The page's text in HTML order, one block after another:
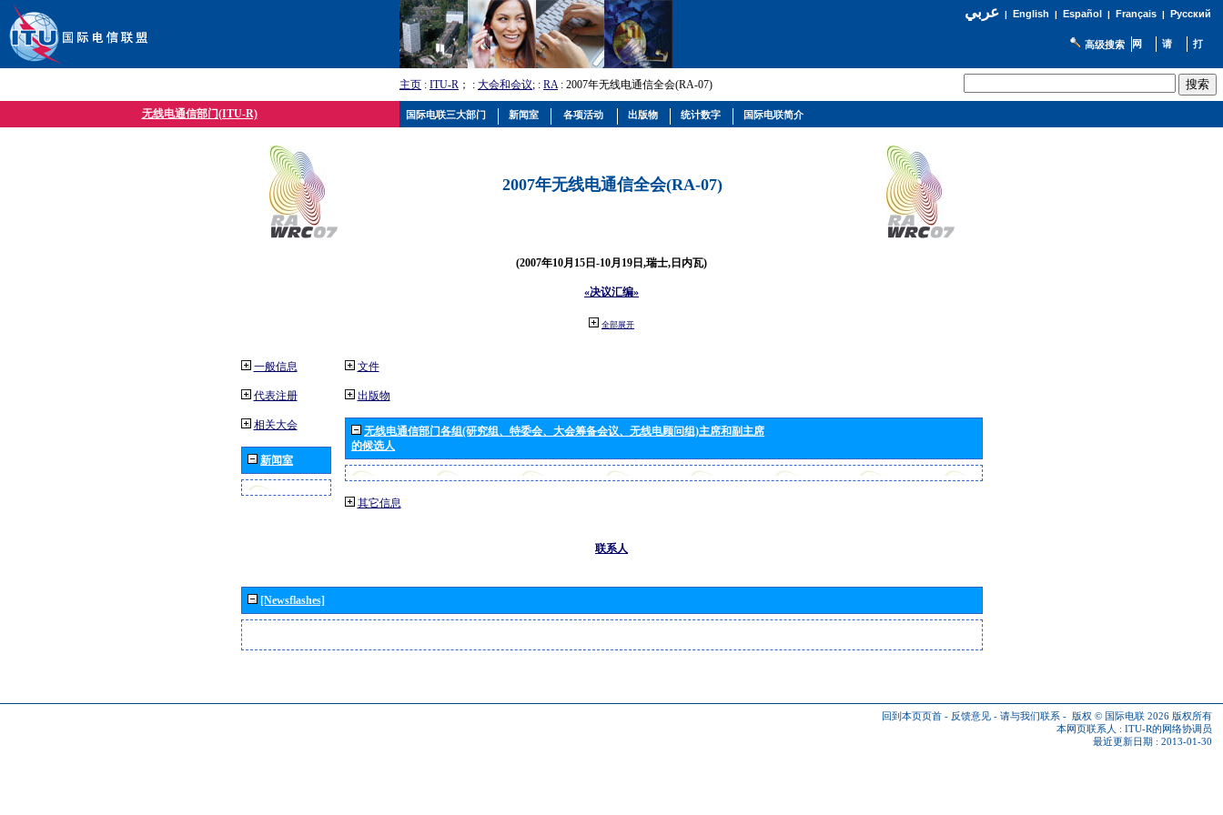
عربي| English | Español | Français| Русский
高级搜索
主页 : ITU-R ； : 大会和会议; : RA: 2007年无线电通信全会(RA-07)
无线电通信部门(ITU-R)
2007年无线电通信全会(RA-07)
(2007年10月15日-10月19日,瑞士,日内瓦)
«决议汇编»
全部展开
一般信息
代表注册
相关大会
新闻室
文件
出版物
无线电通信部门各组(研究组、特委会、大会筹备会议、无线电顾问组)主席和副主席
的候选人
其它信息
联系人
[Newsflashes]
回到本页页首 - 反馈意见 - 请与我们联系 - 版权 © 国际电联 2026 版权所有
本网页联系人 : ITU-R的网络协调员
最近更新日期 : 2013-01-30
国际电联三大部门 新闻室 各项活动 出版物 统计数字 国际电联简介